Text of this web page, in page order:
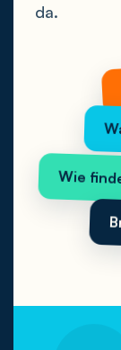
da.
Wie